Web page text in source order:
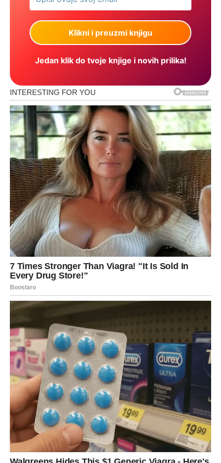
Jedan klik do tvoje knjige i novih prilika!